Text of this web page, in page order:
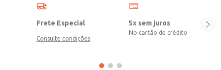
Frete Especial
Consulte condições
5x sem juros
No cartão de crédito